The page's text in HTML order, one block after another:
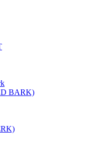
BARK)